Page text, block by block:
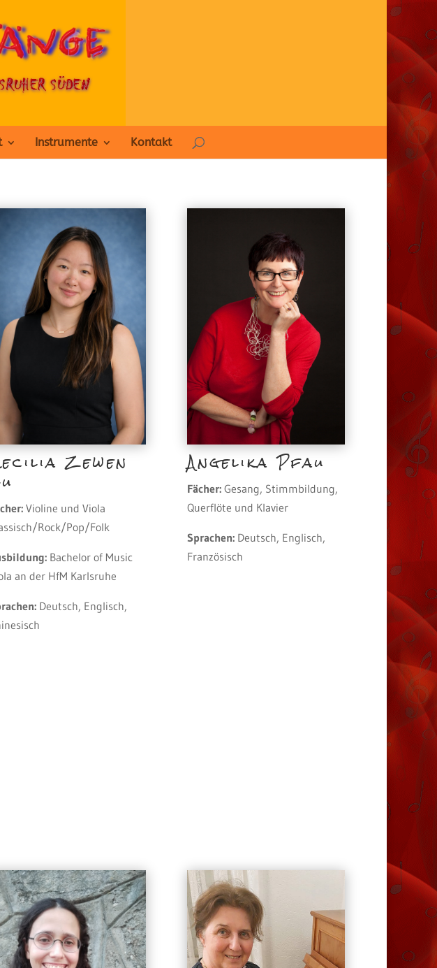
Instrumente Kontakt
Zewen
Violine und Viola
Rock/Pop/Folk
Bachelor of Music
an der HfM Karlsruhe
Deutsch, Englisch,
Angelika Pfau
Fächer: Gesang, Stimmbildung,
Querflöte und Klavier
Sprachen: Deutsch, Englisch,
Französisch